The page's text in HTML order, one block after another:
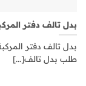
بدل تالف دفتر
بدل تالف دفتر
طلب بدل تالف[...]